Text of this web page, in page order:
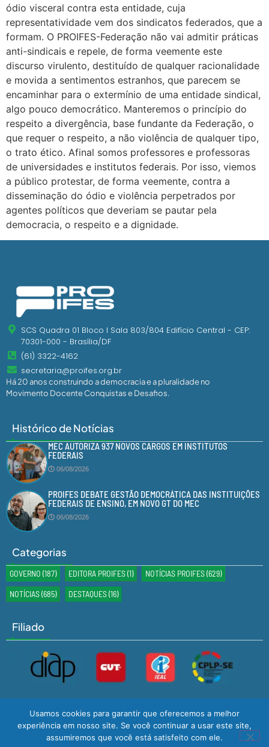
ódio visceral contra esta entidade, cuja
representatividade vem dos sindicatos federados, que a
formam. O PROIFES-Federação não vai admitir práticas
anti-sindicais e repele, de forma veemente este
discurso virulento, destituído de qualquer racionalidade
e movida a sentimentos estranhos, que parecem se
encaminhar para o extermínio de uma entidade sindical,
algo pouco democrático. Manteremos o princípio do
respeito a divergência, base fundante da Federação, o
que requer o respeito, a não violência de qualquer tipo,
o trato ético. Afinal somos professores e professoras
de universidades e institutos federais. Por isso, viemos
a público protestar, de forma veemente, contra a
disseminação do ódio e violência perpetrados por
agentes políticos que deveriam se pautar pela
democracia, o respeito e a dignidade.
SCS Quadra 01 Bloco I Sala 803/804 Edifício Central - CEP:
70301-000 - Brasília/DF
(61) 3322-4162
secretaria@proifes.org.br
Há 20 anos construindo a democracia e a pluralidade no
Movimento Docente Conquistas e Desafios.
Histórico de Notícias
MEC AUTORIZA 937 NOVOS CARGOS EM INSTITUTOS
FEDERAIS
06/08/2026
PROIFES DEBATE GESTÃO DEMOCRÁTICA DAS INSTITUIÇÕES
FEDERAIS DE ENSINO, EM NOVO GT DO MEC
06/08/2026
Categorias
GOVERNO (187) EDITORA PROIFES(1) NOTÍCIAS PROIFES(629)
NOTÍCIAS(685) DESTAQUES(16)
Filiado
Desenvolvido por GMS TECNOLOGIA © Todos os Direitos Reservados
Usamos cookies para garantir que oferecemos a melhor
experiência em nosso site. Se você continuar a usar este site,
assumiremos que você está satisfeito com ele.